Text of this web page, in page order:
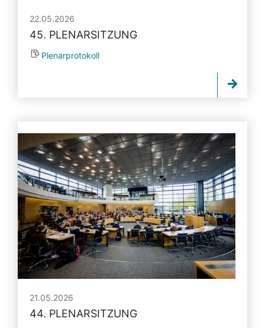
22.05.2026
45. PLENARSITZUNG
Plenarprotokoll
21.05.2026
44. PLENARSITZUNG